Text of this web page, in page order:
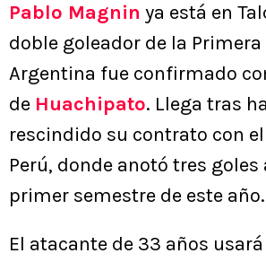
Pablo Magnin ya está en
doble goleador de la
Argentina fue confirmado
de Huachipato. Llega tras
rescindido su contrato con
Perú, donde anotó tres goles
primer semestre de este año.
El atacante de 33 años